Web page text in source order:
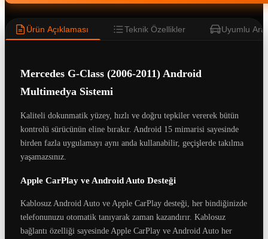
Ürün Açıklaması Teknik Özellikler Uyumlu
Mercedes G-Class (2006-2011) Android
Multimedya Sistemi
Kaliteli dokunmatik yüzey, hızlı ve doğru tepkiler vererek bütün
kontrolü sürücünün eline bırakır. Android 15 mimarisi sayesinde
birden fazla uygulamayı aynı anda kullanabilir, geçişlerde takılma
yaşamazsınız.
Apple CarPlay ve Android Auto Desteği
Kablosuz Android Auto ve Apple CarPlay desteği, her bindiğinizde
telefonunuzu otomatik tanıyarak zaman kazandırır. Kablosuz
bağlantı özelliği sayesinde Apple CarPlay ve Android Auto her